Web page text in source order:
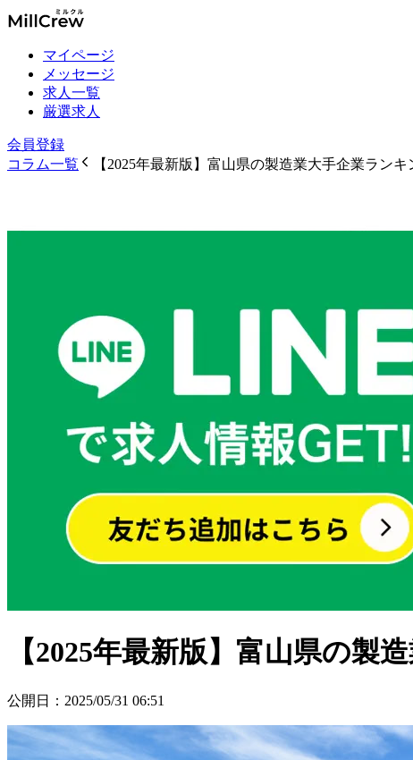
マイページ
メッセージ
求人一覧
厳選求人
会員登録
コラム一覧
【2025年最新版】富山県の製造業大手企業ラン
【2025年最新版】富山県の製
公開日 ： 2025/05/31 06:51